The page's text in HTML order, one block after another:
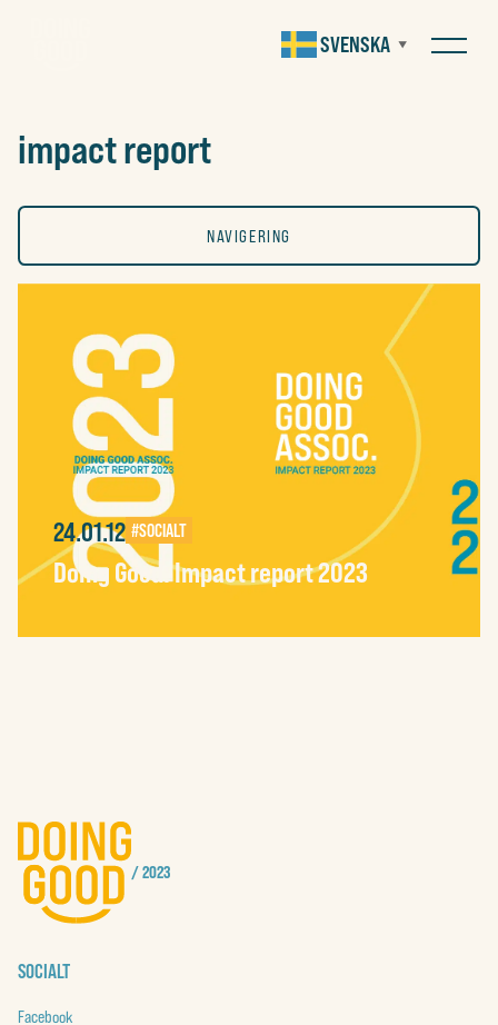
SVENSKA ▼
impact report
NAVIGERING
KONST
SOCIALT
24.01.12 #SOCIALT
Doing Good: Impact report 2023
/ 2023
SOCIALT
Facebook